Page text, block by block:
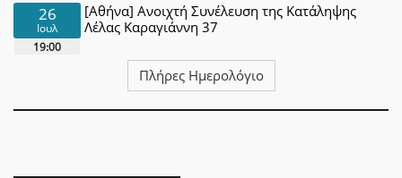
26
Ιουλ
19:00
[Αθήνα] Ανοιχτή Συνέλευση της Κατάληψης
Λέλας Καραγιάννη 37
Πλήρες Ημερολόγιο